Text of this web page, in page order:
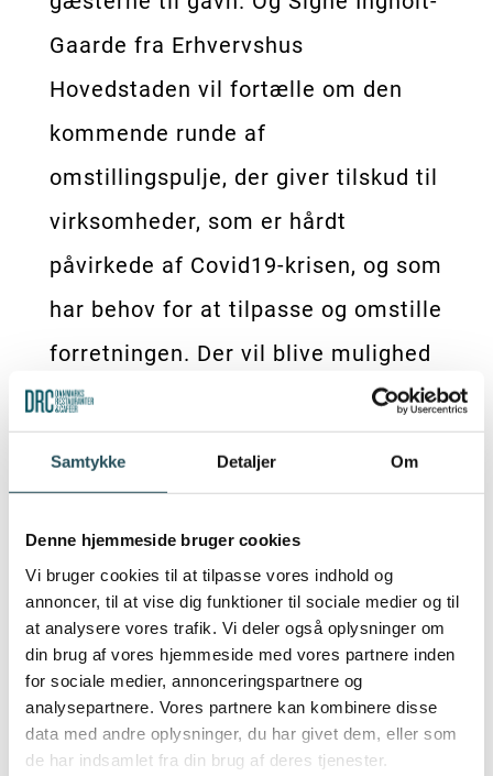
Samtykke Detaljer Om
Denne hjemmeside bruger cookies
Vi bruger cookies til at tilpasse vores indhold og
annoncer, til at vise dig funktioner til sociale medier og til
at analysere vores trafik. Vi deler også oplysninger om
din brug af vores hjemmeside med vores partnere inden
for sociale medier, annonceringspartnere og
analysepartnere. Vores partnere kan kombinere disse
data med andre oplysninger, du har givet dem, eller som
de har indsamlet fra din brug af deres tjenester.
Gaarde fra Erhvervshus
Hovedstaden vil fortælle om den
kommende runde af
omstillingspulje, der giver tilskud til
virksomheder, som er hårdt
påvirkede af Covid19-krisen, og som
har behov for at tilpasse og omstille
forretningen. Der vil blive mulighed
for at stille spørgsmål til
oplægsholderne via chatten.
Digital Marketing, i Wonderful
Copenhagen fortælle om, hvordan
man kan få synliggjort sommerens
events over for københavnere og
byens gæster på VisitCopenhagens